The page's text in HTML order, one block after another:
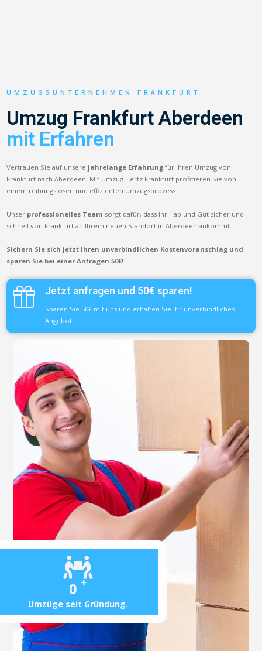
0 +
Umzüge seit Gründung.
UMZUGSUNTERNEHMEN FRANKFURT
Umzug Frankfurt Aberdeen
mit Erfahren
Vertrauen Sie auf unsere jahrelange Erfahrung für Ihren Umzug von
Frankfurt nach Aberdeen. Mit Umzug Hertz Frankfurt profitieren Sie von
einem reibungslosen und effizienten Umzugsprozess.
Unser professionelles Team sorgt dafür, dass Ihr Hab und Gut sicher und
schnell von Frankfurt an Ihrem neuen Standort in Aberdeen ankommt.
Sichern Sie sich jetzt Ihren unverbindlichen Kostenvoranschlag und
sparen Sie bei einer Anfragen 50€!
Jetzt anfragen und 50€ sparen!
Sparen Sie 50€ mit uns und erhalten Sie Ihr unverbindliches
Angebot.